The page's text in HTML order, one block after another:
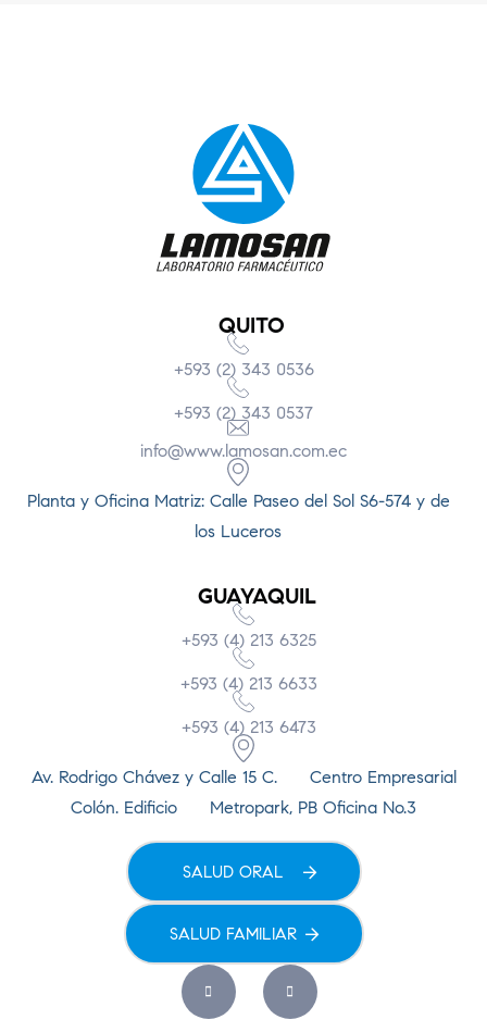
QUITO
+593 (2) 343 0536
+593 (2) 343 0537
info@www.lamosan.com.ec
Planta y Oficina Matriz: Calle Paseo del Sol S6-574 y de
los Luceros
GUAYAQUIL
+593 (4) 213 6325
+593 (4) 213 6633
+593 (4) 213 6473
Av. Rodrigo Chávez y Calle 15 C. Centro Empresarial
Colón. Edificio Metropark, PB Oficina No.3
SALUD ORAL
SALUD FAMILIAR